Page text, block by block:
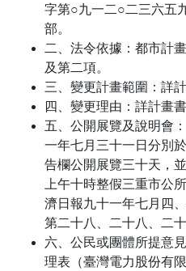
字第○九一二○二三六五
部。
二、法令依據：都市計
及第二項。
三、變更計畫範圍：詳計
四、變更理由：詳計畫書
五、公開展覽及說明會
一年七月三十一日分別
告欄公開展覽三十天，
上午十時整假三重市公
濟日報九十一年七月四
第二十八、二十八、二
六、公民或團體所提意
理表（臺灣電力股份有